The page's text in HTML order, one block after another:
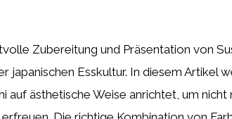
Zubereitung und Präsentation von
japanischen Esskultur. In diesem Artikel
auf ästhetische Weise anrichtet, um nicht